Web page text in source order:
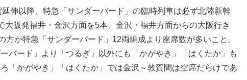
伸以降、特急「サンダーバード」の臨時列車は必ず北陸新幹
阪発福井・金沢方面を5本、金沢・福井方面からの大阪行き
が特急「サンダーバード」12両編成より座席数が多いこと、
バード」より「つるぎ」以外にも「かがやき」「はくたか」も
「かがやき」「はくたか」では金沢～敦賀間は空席だらけであ